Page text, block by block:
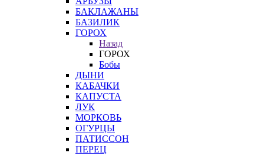
БАКЛАЖАНЫ
БАЗИЛИК
ГОРОХ
Назад
ГОРОХ
Бобы
ДЫНИ
КАБАЧКИ
КАПУСТА
ЛУК
МОРКОВЬ
ОГУРЦЫ
ПАТИССОН
ПЕРЕЦ